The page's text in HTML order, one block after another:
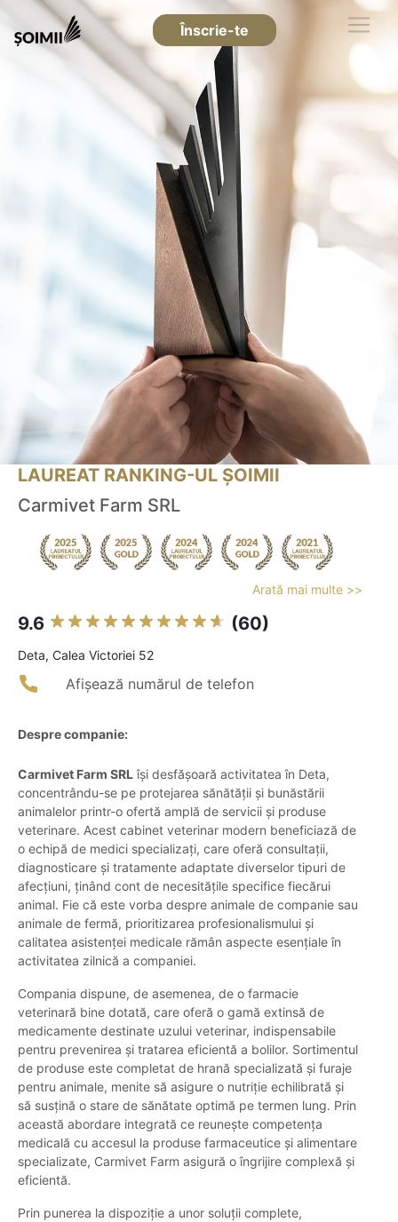
Înscrie-te
LAUREAT RANKING-UL ȘOIMII
Carmivet Farm SRL
Arată mai multe >>
9.6 (60)
Deta, Calea Victoriei 52
Afișează numărul de telefon
Despre companie:
Carmivet Farm SRLîși desfășoară activitatea în Deta,
concentrându-se pe protejarea sănătății și bunăstării
animalelor printr-o ofertă amplă de servicii și produse
veterinare. Acest cabinet veterinar modern beneficiază de
o echipă de medici specializați, care oferă consultații,
diagnosticare și tratamente adaptate diverselor tipuri de
afecțiuni, ținând cont de necesitățile specifice fiecărui
animal. Fie că este vorba despre animale de companie sau
animale de fermă, prioritizarea profesionalismului și
calitatea asistenței medicale rămân aspecte esențiale în
activitatea zilnică a companiei.
Compania dispune, de asemenea, de o farmacie
veterinară bine dotată, care oferă o gamă extinsă de
medicamente destinate uzului veterinar, indispensabile
pentru prevenirea și tratarea eficientă a bolilor. Sortimentul
de produse este completat de hrană specializată și furaje
pentru animale, menite să asigure o nutriție echilibrată și
să susțină o stare de sănătate optimă pe termen lung. Prin
această abordare integrată ce reunește competența
medicală cu accesul la produse farmaceutice și alimentare
specializate, Carmivet Farm asigură o îngrijire complexă și
eficientă.
Prin punerea la dispoziție a unor soluții complete,